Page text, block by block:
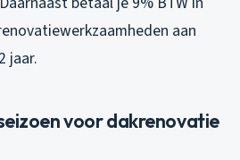
aan
jaar.
voor dakrenovatie